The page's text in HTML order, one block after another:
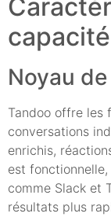
Noyau
Tandoo offre les
conversations
enrichis,
est
comme Slack et
résultats plus